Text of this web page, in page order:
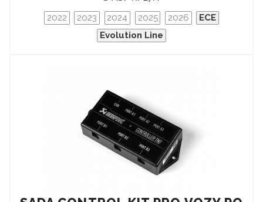
2022 2023 2024 2025 2026
ECE
Evolution Line